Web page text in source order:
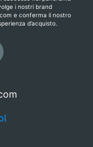
i nostri brand
e conferma il nostro
d’acquisto.